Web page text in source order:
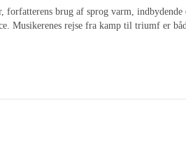
forfatterens brug af sprog varm, indbydende
Musikerenes rejse fra kamp til triumf er